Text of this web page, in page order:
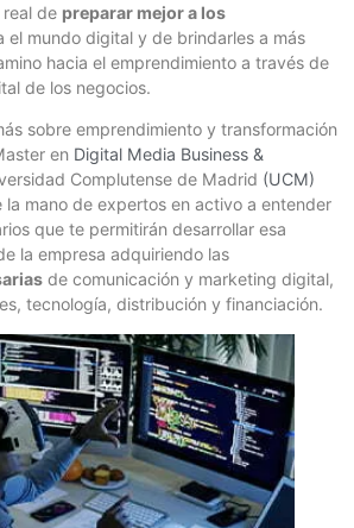
de preparar mejor a los
el mundo digital y de brindarles a más
hacia el emprendimiento a través de
de los negocios.
sobre emprendimiento y transformación
en Digital Media Business &
Complutense de Madrid (UCM)
mano de expertos en activo a entender
que te permitirán desarrollar esa
la empresa adquiriendo las
de comunicación y marketing digital,
tecnología, distribución y financiación.